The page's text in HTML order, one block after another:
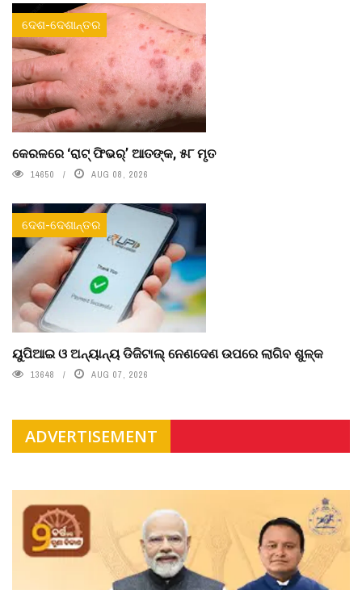
ଦେଶ-ଦେଶାନ୍ତର
କେରଳରେ ‘ରାଟ୍ ଫିଭର୍’ ଆତଙ୍କ, ୫୮ ମୃତ
14650 AUG 08, 2026
ଦେଶ-ଦେଶାନ୍ତର
ୟୁପିଆଇ ଓ ଅନ୍ୟାନ୍ୟ ଡିଜିଟାଲ୍ ନେଣଦେଣ ଉପରେ ଲାଗିବ ଶୁଳ୍କ
13648 AUG 07, 2026
ADVERTISEMENT